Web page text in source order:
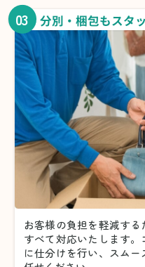
03 分別・梱包もスタ
お客様の負担を軽減す
すべて対応いたします。
に仕分けを行い、スム